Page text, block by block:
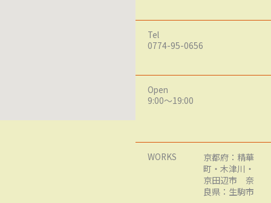
Tel
0774-95-0656
Open
9:00～19:00
WORKS
京都府：精華
町・木津川・
京田辺市 奈
良県：生駒市